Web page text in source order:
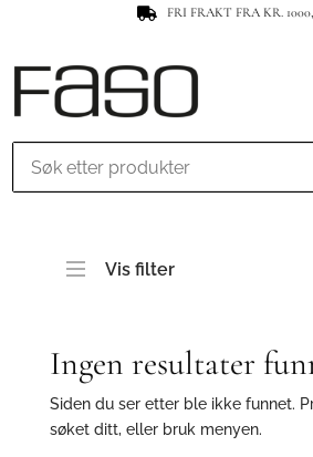
 FRI FRAKT FRA KR.
Vis filter
Ingen resultater
Siden du ser etter ble ikke funnet.
søket ditt, eller bruk menyen.